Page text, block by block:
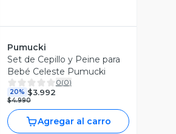
Pumucki
Set de Cepillo y Peine para
Bebé Celeste Pumucki
0(0)
20% $3.992
$4.990
Agregar al carro